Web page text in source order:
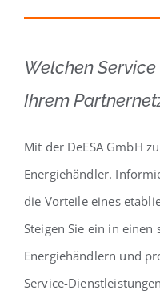
Welchen
Ihrem
Mit der DeESA GmbH
Energiehändler.
die Vorteile eines
Steigen Sie ein in einen
Energiehändlern und
Service-